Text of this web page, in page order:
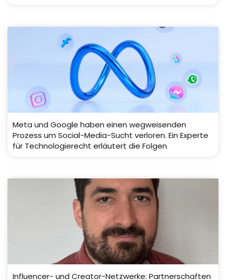
Meta und Google haben einen wegweisenden
Prozess um Social-Media-Sucht verloren. Ein Experte
für Technologierecht erläutert die Folgen
Influencer- und Creator-Netzwerke: Partnerschaften